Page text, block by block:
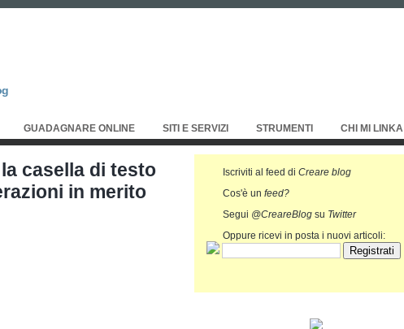
GUADAGNARE ONLINE SITI E SERVIZI STRUMENTI CHI MI LINKA
casella di testo
in merito
Iscriviti al feed di Creare blog
Cos'è un feed?
Segui @CreareBlog su Twitter
Oppure ricevi in posta i nuovi articoli: